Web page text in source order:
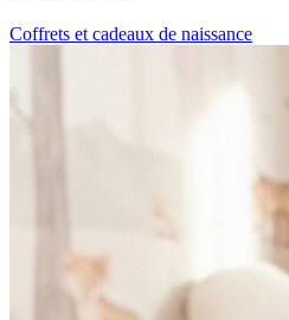
Coffrets et cadeaux de naissance